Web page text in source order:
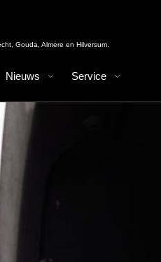
Gouda, Almere en Hilversum.
Nieuws Service